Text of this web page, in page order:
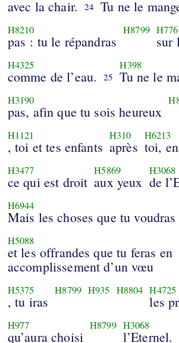
avec la chair. 24 Tu ne le
H8210
pas : tu le répandras
H8799 H776
sur
H4325
comme de l’eau. 25
H398
Tu ne le
H3190
pas, afin que tu sois heureux
H1121
, toi et tes enfants
H310
après
H6213
toi,
H3477
ce qui est droit
H5869
aux yeux
H3068
de
H6944
Mais les choses que tu
H5088
et les offrandes que tu feras en
accomplissement d’un vœu
H5375
, tu iras
H8799 H935 H8804 H4725
les
H977
qu’aura choisi
H8799 H3068
l’Eternel.